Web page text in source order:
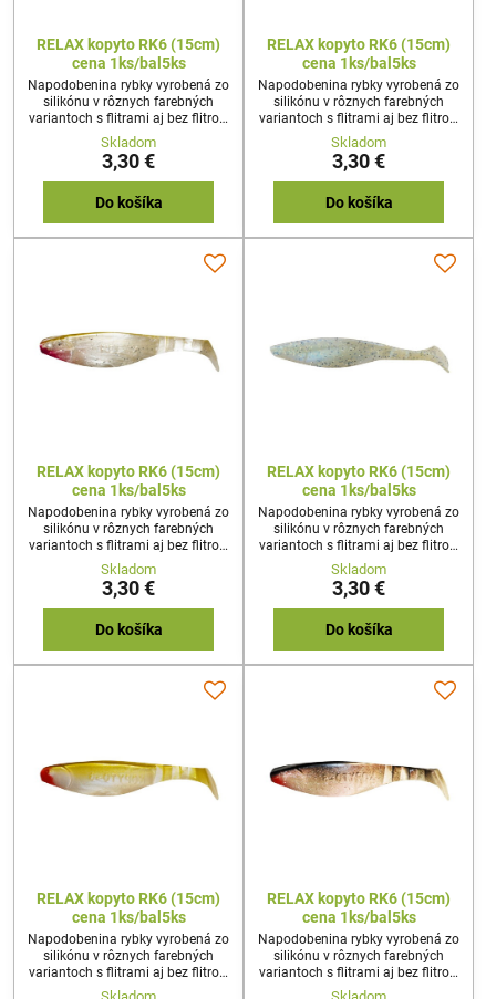
RELAX kopyto RK6 (15cm)
cena 1ks/bal5ks
Napodobenina rybky vyrobená zo
silikónu v rôznych farebných
variantoch s flitrami aj bez flitrov.
Používa sa na stredne ťažkú až
ťažkú prívlač z brehu a z člna,
svojim pohybom imituje
poranenú rybku. Napichuje sa na
jigový háčik, a systémik na
Skladom
3,30 €
Do košíka
RELAX kopyto RK6 (15cm)
cena 1ks/bal5ks
Napodobenina rybky vyrobená zo
silikónu v rôznych farebných
variantoch s flitrami aj bez flitrov.
Používa sa na stredne ťažkú až
ťažkú prívlač z brehu a z člna,
svojim pohybom imituje
poranenú rybku. Napichuje sa na
jigový háčik, a systémik na
Skladom
3,30 €
Do košíka
RELAX kopyto RK6 (15cm)
cena 1ks/bal5ks
Napodobenina rybky vyrobená zo
silikónu v rôznych farebných
variantoch s flitrami aj bez flitrov.
Používa sa na stredne ťažkú až
ťažkú prívlač z brehu a z člna,
svojim pohybom imituje
poranenú rybku. Napichuje sa na
jigový háčik, a systémik na
Skladom
3,30 €
Do košíka
RELAX kopyto RK6 (15cm)
cena 1ks/bal5ks
Napodobenina rybky vyrobená zo
silikónu v rôznych farebných
variantoch s flitrami aj bez flitrov.
Používa sa na stredne ťažkú až
ťažkú prívlač z brehu a z člna,
svojim pohybom imituje
poranenú rybku. Napichuje sa na
jigový háčik, a systémik na
Skladom
3,30 €
Do košíka
RELAX kopyto RK6 (15cm)
cena 1ks/bal5ks
Napodobenina rybky vyrobená zo
silikónu v rôznych farebných
variantoch s flitrami aj bez flitrov.
Používa sa na stredne ťažkú až
RELAX kopyto RK6 (15cm)
cena 1ks/bal5ks
Napodobenina rybky vyrobená zo
silikónu v rôznych farebných
variantoch s flitrami aj bez flitrov.
Používa sa na stredne ťažkú až